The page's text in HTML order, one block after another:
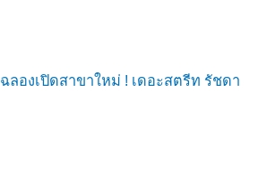
ฉลองเปิดสาขาใหม่ ! เดอะสตรีท รัชดา